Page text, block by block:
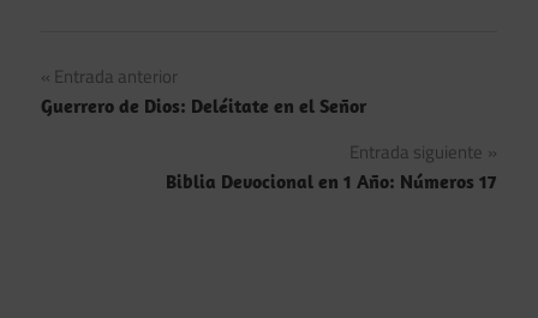
Navegación
de
Entrada anterior
Guerrero de Dios: Deléitate en el Señor
Entrada siguiente
Biblia Devocional en 1 Año: Números 17